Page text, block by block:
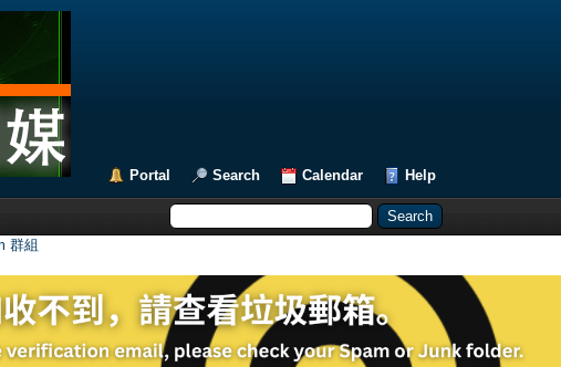
Portal Search Calendar Help
群組